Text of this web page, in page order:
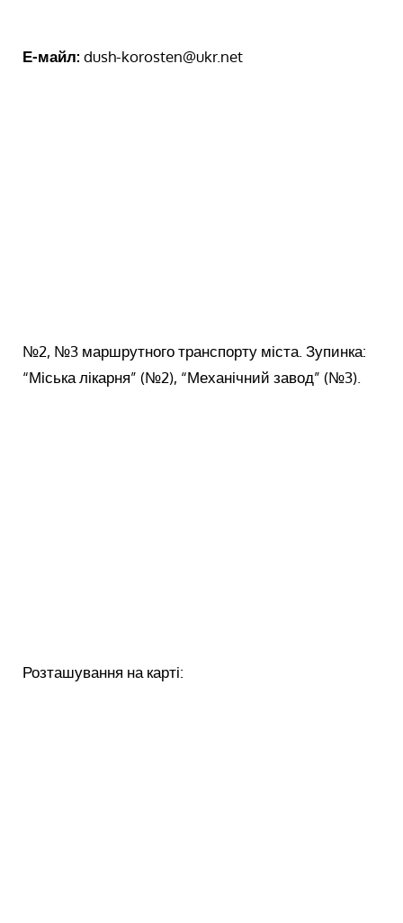
Е-майл: dush-korosten@ukr.net
№2, №3 маршрутного транспорту міста. Зупинка:
“Міська лікарня” (№2), “Механічний завод” (№3).
Розташування на карті: